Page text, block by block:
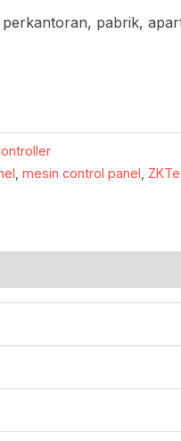
perkantoran, pabrik,
mesin control panel